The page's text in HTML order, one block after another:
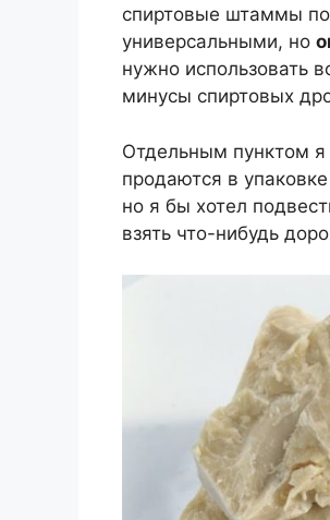
спиртовые штаммы
универсальными, но
нужно использовать
минусы спиртовых
Отдельным пунктом
продаются в
но я бы хотел
взять что-нибудь